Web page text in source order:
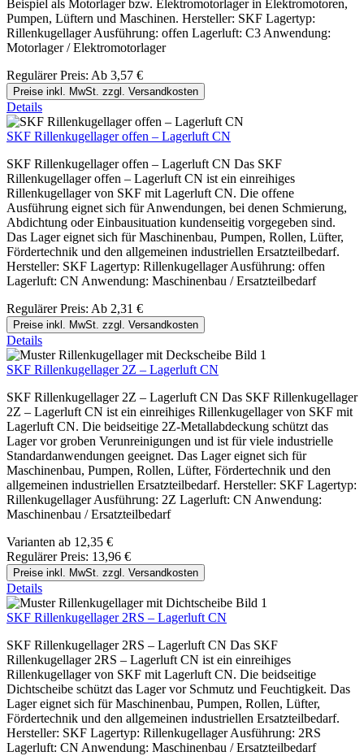
Beispiel als Motorlager bzw. Elektromotorlager in Elektromotoren,
Pumpen, Lüftern und Maschinen. Hersteller: SKF Lagertyp:
Rillenkugellager Ausführung: offen Lagerluft: C3 Anwendung:
Motorlager / Elektromotorlager
Regulärer Preis: Ab 3,57 €
Preise inkl. MwSt. zzgl. Versandkosten
Details
SKF Rillenkugellager offen – Lagerluft CN
SKF Rillenkugellager offen – Lagerluft CN Das SKF
Rillenkugellager offen – Lagerluft CN ist ein einreihiges
Rillenkugellager von SKF mit Lagerluft CN. Die offene
Ausführung eignet sich für Anwendungen, bei denen Schmierung,
Abdichtung oder Einbausituation kundenseitig vorgegeben sind.
Das Lager eignet sich für Maschinenbau, Pumpen, Rollen, Lüfter,
Fördertechnik und den allgemeinen industriellen Ersatzteilbedarf.
Hersteller: SKF Lagertyp: Rillenkugellager Ausführung: offen
Lagerluft: CN Anwendung: Maschinenbau / Ersatzteilbedarf
Regulärer Preis: Ab 2,31 €
Preise inkl. MwSt. zzgl. Versandkosten
Details
SKF Rillenkugellager 2Z – Lagerluft CN
SKF Rillenkugellager 2Z – Lagerluft CN Das SKF Rillenkugellager
2Z – Lagerluft CN ist ein einreihiges Rillenkugellager von SKF mit
Lagerluft CN. Die beidseitige 2Z-Metallabdeckung schützt das
Lager vor groben Verunreinigungen und ist für viele industrielle
Standardanwendungen geeignet. Das Lager eignet sich für
Maschinenbau, Pumpen, Rollen, Lüfter, Fördertechnik und den
allgemeinen industriellen Ersatzteilbedarf. Hersteller: SKF Lagertyp:
Rillenkugellager Ausführung: 2Z Lagerluft: CN Anwendung:
Maschinenbau / Ersatzteilbedarf
Varianten ab 12,35 €
Regulärer Preis: 13,96 €
Preise inkl. MwSt. zzgl. Versandkosten
Details
SKF Rillenkugellager 2RS – Lagerluft CN
SKF Rillenkugellager 2RS – Lagerluft CN Das SKF
Rillenkugellager 2RS – Lagerluft CN ist ein einreihiges
Rillenkugellager von SKF mit Lagerluft CN. Die beidseitige
Dichtscheibe schützt das Lager vor Schmutz und Feuchtigkeit. Das
Lager eignet sich für Maschinenbau, Pumpen, Rollen, Lüfter,
Fördertechnik und den allgemeinen industriellen Ersatzteilbedarf.
Hersteller: SKF Lagertyp: Rillenkugellager Ausführung: 2RS
Lagerluft: CN Anwendung: Maschinenbau / Ersatzteilbedarf